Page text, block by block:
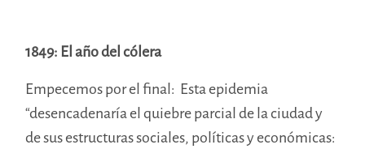
1849: El año del cólera
Empecemos por el final: Esta epidemia
“desencadenaría el quiebre parcial de la ciudad y
de sus estructuras sociales, políticas y económicas: